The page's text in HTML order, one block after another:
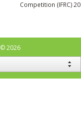
Competition (IFRC)
© 2026